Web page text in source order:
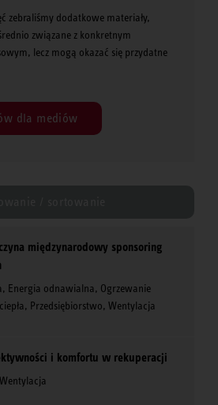
zebraliśmy dodatkowe materiały,
związane z konkretnym
lecz mogą okazać się przydatne
dla mediów
międzynarodowy sponsoring
Energia odnawialna, Ogrzewanie
Przedsiębiorstwo, Wentylacja
i komfortu w rekuperacji